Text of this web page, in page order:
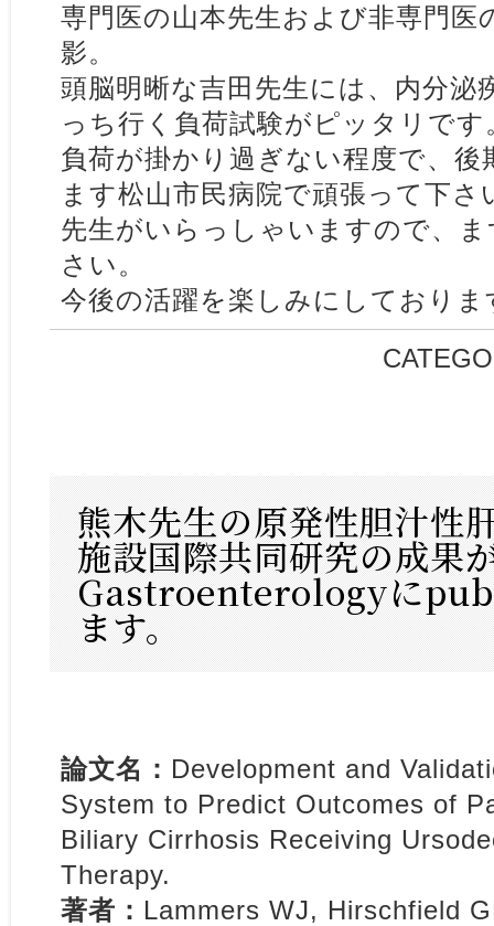
専門医の山本先生および非専門医
影。
頭脳明晰な吉田先生には、内分泌
っち行く負荷試験がピッタリで
負荷が掛かり過ぎない程度で、後
ます松山市民病院で頑張って下
先生がいらっしゃいますので、
さい。
今後の活躍を楽しみにしておりま
熊木先生の原発性胆汁性
施設国際共同研究の成果
Gastroenterologyに
ます。
論文名： Development and
System to Predict Outcomes of
Biliary Cirrhosis Receiving
Therapy.
著者： Lammers WJ, Hirschfield